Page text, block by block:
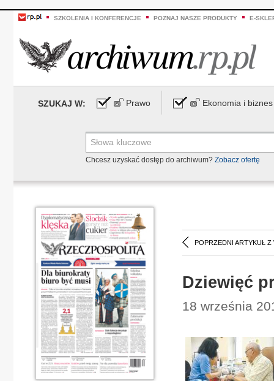
SZKOLENIA I KONFERENCJE POZNAJ NASZE PRODUKTY E-
SZUKAJ W: Prawo Ekonomia i biznes
Chcesz uzyskać dostęp do archiwum? Zobacz ofertę
POPRZEDNI ARTYKUŁ Z
Dziewięć
18 września